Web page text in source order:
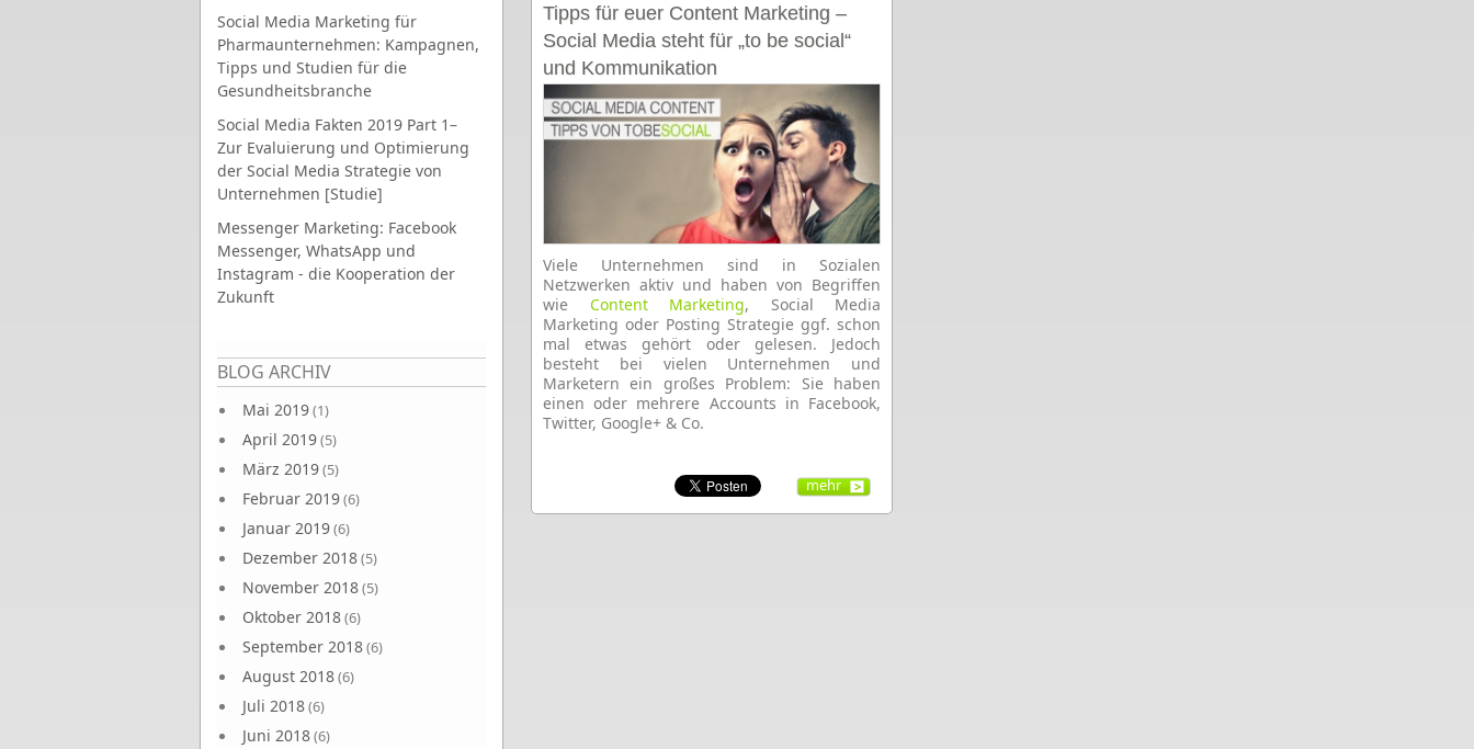
Social Media Marketing für
Pharmaunternehmen: Kampagnen,
Tipps und Studien für die
Gesundheitsbranche
Social Media Fakten 2019 Part 1–
Zur Evaluierung und Optimierung
der Social Media Strategie von
Unternehmen [Studie]
Messenger Marketing: Facebook
Messenger, WhatsApp und
Instagram - die Kooperation der
Zukunft
BLOG ARCHIV
Mai 2019(1)
April 2019(5)
März 2019(5)
Februar 2019(6)
Januar 2019(6)
Dezember 2018(5)
November 2018(5)
Oktober 2018(6)
September 2018(6)
August 2018(6)
Juli 2018(6)
Juni 2018(6)
Seiten
Tipps für euer Content Marketing –
Social Media steht für „to be social“
und Kommunikation
Viele Unternehmen sind in Sozialen
Netzwerken aktiv und haben von Begriffen
wie Content Marketing, Social Media
Marketing oder Posting Strategie ggf. schon
mal etwas gehört oder gelesen. Jedoch
besteht bei vielen Unternehmen und
Marketern ein großes Problem: Sie haben
einen oder mehrere Accounts in Facebook,
Twitter, Google+ & Co.
mehr